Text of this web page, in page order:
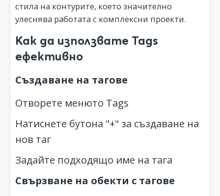
стила на контурите, което значително
улеснява работата с комплексни проекти.
Как да използвате Tags
ефективно
Създаване на тагове
Отворете менюто Tags
Натиснете бутона "+" за създаване на
нов таг
Задайте подходящо име на тага
Свързване на обекти с тагове